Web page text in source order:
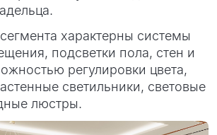
характерны системы
подсветки пола, стен и
регулировки цвета,
светильники, световые
люстры.